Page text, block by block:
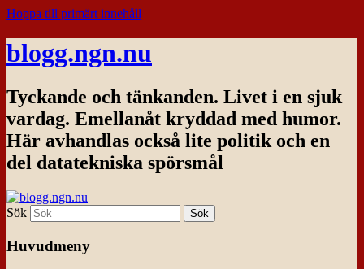
Hoppa till primärt innehåll
blogg.ngn.nu
Tyckande och tänkanden. Livet i en sjuk
vardag. Emellanåt kryddad med humor.
Här avhandlas också lite politik och en
del datatekniska spörsmål
Sök
Huvudmeny